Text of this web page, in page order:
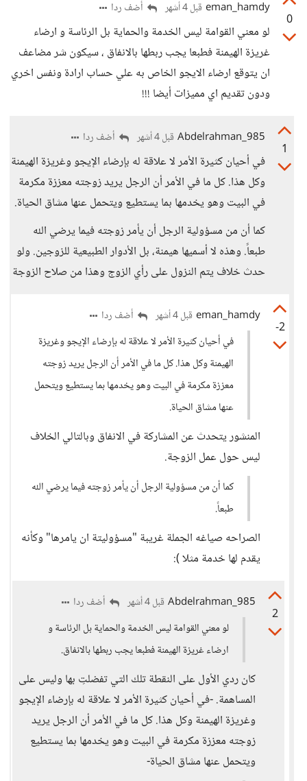
0
eman_hamdy قبل 4 أشهر أضف ردا
لو معني القوامة ليس الخدمة والحماية بل الرئاسة و ارضاء
غريزة الهيمنة فطبعا يجب ربطها بالانفاق ، سيكون شر مضاعف
ان يتوقع ارضاء الايجو الخاص به علي حساب ارادة ونفس اخري
ودون تقديم اي مميزات أيضا !!!
1
Abdelrahman_985 قبل 4 أشهر أضف ردا
في أحيان كثيرة الأمر لا علاقة له بإرضاء الإيجو وغريزة الهيمنة
وكل هذا. كل ما في الأمر أن الرجل يريد زوجته معززة مكرمة
في البيت وهو يخدمها بما يستطيع ويتحمل عنها مشاق الحياة.
كما أن من مسؤولية الرجل أن يأمر زوجته فيما يرضي الله
طبعاً. وهذه لا أسميها هيمنة، بل الأدوار الطبيعية للزوجين. ولو
حدث خلاف يتم النزول على رأي الزوج وهذا من صلاح الزوجة
-2
eman_hamdy قبل 4 أشهر
أضف ردا
في أحيان كثيرة الأمر لا علاقة له بإرضاء الإيجو وغريزة
الهيمنة وكل هذا. كل ما في الأمر أن الرجل يريد زوجته
معززة مكرمة في البيت وهو يخدمها بما يستطيع ويتحمل
عنها مشاق الحياة.
المنشور يتحدث عن المشاركة في الانفاق وبالتالي الخلاف
ليس حول عمل الزوجة.
كما أن من مسؤولية الرجل أن يأمر زوجته فيما يرضي الله
طبعاً.
الصراحه صياغه الجملة غريبة "مسؤوليتة ان يامرها" وكأنه
يقدم لها خدمة مثلا ):
2
Abdelrahman_985 قبل 4 أشهر
أضف ردا
لو معني القوامة ليس الخدمة والحماية بل الرئاسة و
ارضاء غريزة الهيمنة فطبعا يجب ربطها بالانفاق.
كان ردي الأول على النقطة تلك التي تفضلتِ بها وليس على
المساهمة. -في أحيان كثيرة الأمر لا علاقة له بإرضاء الإيجو
وغريزة الهيمنة وكل هذا. كل ما في الأمر أن الرجل يريد
زوجته معززة مكرمة في البيت وهو يخدمها بما يستطيع
ويتحمل عنها مشاق الحياة-